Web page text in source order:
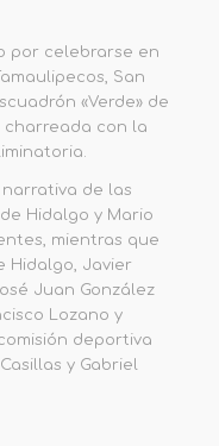
por celebrarse en
San
«Verde» de
charreada con la
de las
Hidalgo y Mario
mientras que
Hidalgo, Javier
Juan González
Lozano y
deportiva
y Gabriel